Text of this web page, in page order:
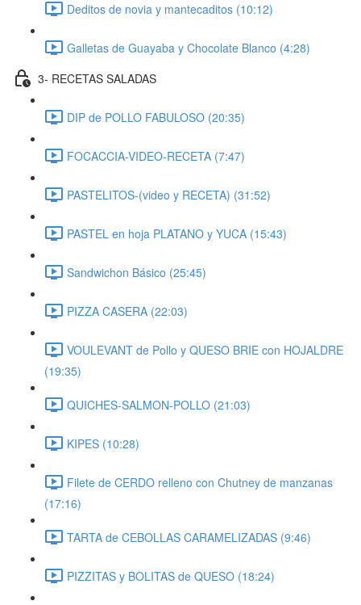
Deditos de novia y mantecaditos (10:12)
Galletas de Guayaba y Chocolate Blanco (4:28)
3- RECETAS SALADAS
DIP de POLLO FABULOSO (20:35)
FOCACCIA-VIDEO-RECETA (7:47)
PASTELITOS-(video y RECETA) (31:52)
PASTEL en hoja PLATANO y YUCA (15:43)
Sandwichon Básico (25:45)
PIZZA CASERA (22:03)
VOULEVANT de Pollo y QUESO BRIE con HOJALDRE
(19:35)
QUICHES-SALMON-POLLO (21:03)
KIPES (10:28)
Filete de CERDO relleno con Chutney de manzanas
(17:16)
TARTA de CEBOLLAS CARAMELIZADAS (9:46)
PIZZITAS y BOLITAS de QUESO (18:24)